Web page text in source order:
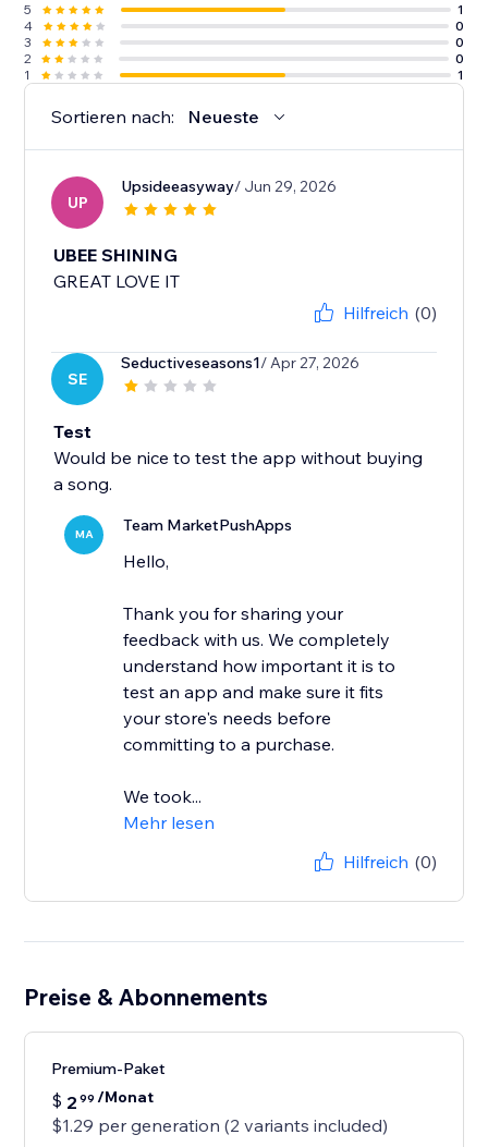
5
1
4
0
3
0
2
0
1
1
Sortieren nach: Neueste
UP
Upsideeasyway/ Jun 29, 2026
UBEE SHINING
GREAT LOVE IT
Hilfreich (0)
SE
Seductiveseasons1/ Apr 27, 2026
Test
Would be nice to test the app without buying
a song.
MA Team MarketPushApps
Hello,
Thank you for sharing your
feedback with us. We completely
understand how important it is to
test an app and make sure it fits
your store's needs before
committing to a purchase.
We took...
Mehr lesen
Hilfreich (0)
Preise & Abonnements
Premium-Paket
$ 2 99 /Monat
$1.29 per generation (2 variants included)